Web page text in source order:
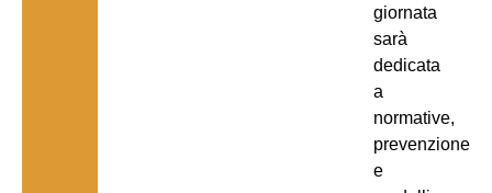
giornata
sarà
dedicata
a
normative,
prevenzione
e